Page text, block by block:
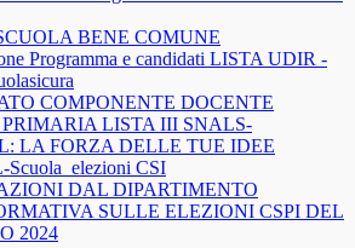
BENE COMUNE
Programma e candidati LISTA UDIR -
COMPONENTE DOCENTE
LISTA III SNALS-
LA FORZA DELLE TUE IDEE
CSI
DAL DIPARTIMENTO
SULLE ELEZIONI CSPI DEL
2024